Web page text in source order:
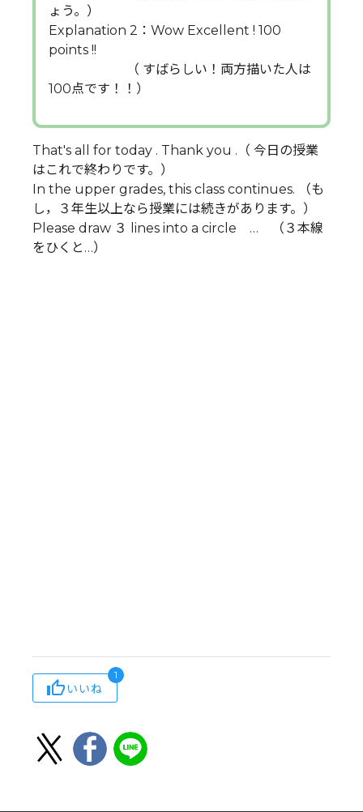
ょう。）
Explanation 2：Wow Excellent ! 100
points !!
（ すばらしい！両方描いた人は
100点です！！）
That's all for today . Thank you .（ 今日の授業
はこれで終わりです。）
In the upper grades, this class continues. （も
し，３年生以上なら授業には続きがあります。）
Please draw ３ lines into a circle … （３本線
をひくと…）
いいね
1